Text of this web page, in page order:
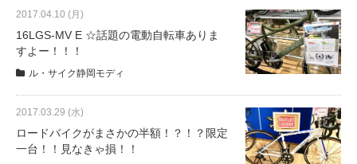
2017.04.10 (月)
16LGS-MV E ☆話題の電動自転車ありま
すよー！！！
ル・サイク静岡モディ
2017.03.29 (水)
ロードバイクがまさかの半額！？！？限定
一台！！見なきゃ損！！